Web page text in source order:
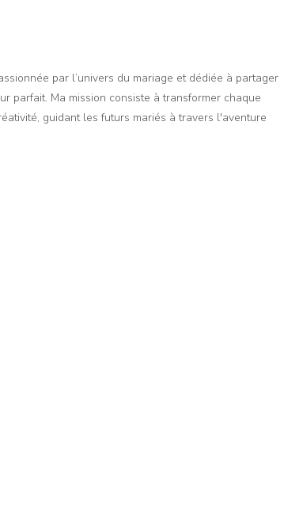
par l’univers du mariage et dédiée à partager
parfait. Ma mission consiste à transformer chaque
guidant les futurs mariés à travers l'aventure